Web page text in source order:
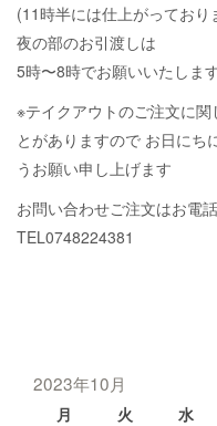
(11時半には仕上がっており
夜の部のお引渡しは
5時〜8時でお願いいたしま
※テイクアウトのご注文に
とがありますので お日にち
うお願い申し上げます
お問い合わせご注文はお電
TEL0748224381
2023年10月
月 火 水